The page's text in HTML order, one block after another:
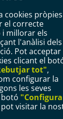
cookies
el correcte
millorar els
l'anàlisi dels
Pot acceptar
clicant el
tot",
configurar la
les seves
visitar la